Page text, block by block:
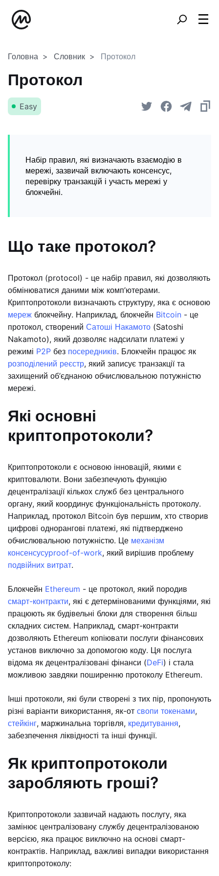
Головна Словник Протокол
Протокол
Easy
Набір правил, які визначають взаємодію в
мережі, зазвичай включають консенсус,
перевірку транзакцій і участь мережі у
блокчейні.
Що таке протокол?
Протокол (protocol) - це набір правил, які дозволяють
обмінюватися даними між комп’ютерами.
Криптопротоколи визначають структуру, яка є основою
мереж блокчейну. Наприклад, блокчейн Bitcoin - це
протокол, створений Сатоші Накамото (Satoshi
Nakamoto), який дозволяє надсилати платежі у
режимі P2P без посередників. Блокчейн працює як
розподілений реєстр, який записує транзакції та
захищений об’єднаною обчислювальною потужністю
мережі.
Які основні
криптопротоколи?
Криптопротоколи є основою інновацій, якими є
криптовалюти. Вони забезпечують функцію
децентралізації кількох служб без центрального
органу, який координує функціональність протоколу.
Наприклад, протокол Bitcoin був першим, хто створив
цифрові однорангові платежі, які підтверджено
обчислювальною потужністю. Це механізм
консенсусуproof-of-work, який вирішив проблему
подвійних витрат.
Блокчейн Ethereum - це протокол, який породив
смарт-контракти, які є детермінованими функціями, які
працюють як будівельні блоки для створення більш
складних систем. Наприклад, смарт-контракти
дозволяють Ethereum копіювати послуги фінансових
установ виключно за допомогою коду. Ця послуга
відома як децентралізовані фінанси (DeFi) і стала
можливою завдяки поширенню протоколу Ethereum.
Інші протоколи, які були створені з тих пір, пропонують
різні варіанти використання, як-от свопи токенами,
стейкінг, маржинальна торгівля, кредитування,
забезпечення ліквідності та інші функції.
Як криптопротоколи
заробляють гроші?
Криптопротоколи зазвичай надають послугу, яка
замінює централізовану службу децентралізованою
версією, яка працює виключно на основі смарт-
контрактів. Наприклад, важливі випадки використання
криптопротоколу: